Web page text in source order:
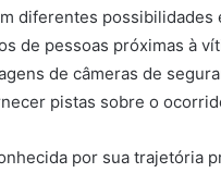
diferentes possibilidades
de pessoas próximas à
de câmeras de
pistas sobre o
por sua trajetória